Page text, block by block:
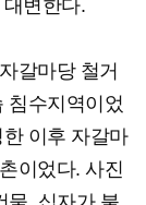
변한다.
갈마당 철거
침수지역이었
이후 자갈마
이었다. 사진